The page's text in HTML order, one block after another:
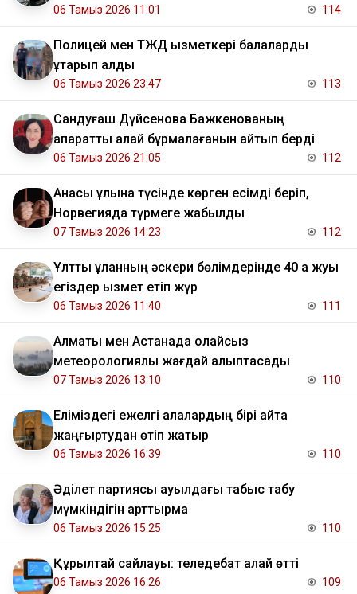
06 Тамыз 2026 11:01 114
Полицей мен ТЖД қызметкері балаларды
құтқарып қалды
06 Тамыз 2026 23:47 113
Сандуғаш Дүйсенова Бажкенованың
ақпаратты қалай бұрмалағанын айтып берді
06 Тамыз 2026 21:05 112
Анасы ұлына түсінде көрген есімді беріп,
Норвегияда түрмеге жабылды
07 Тамыз 2026 14:23 112
Ұлттық ұланның әскери бөлімдерінде 40 қа жуық
егіздер қызмет етіп жүр
06 Тамыз 2026 11:40 111
Алматы мен Астанада қолайсыз
метеорологиялық жағдай қалыптасады
07 Тамыз 2026 13:10 110
Еліміздегі ежелгі қалалардың бірі қайта
жаңғыртудан өтіп жатыр
06 Тамыз 2026 16:39 110
Әділет партиясы ауылдағы табыс табу
мүмкіндігін арттырмақ
06 Тамыз 2026 15:25 110
Құрылтай сайлауы: теледебат қалай өтті
06 Тамыз 2026 16:26 109